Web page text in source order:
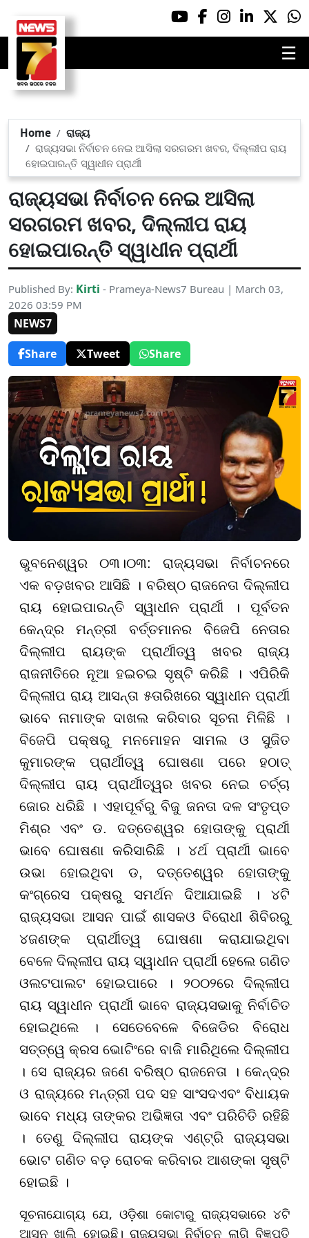
☰
Home
ରାଜ୍ୟ
ରାଜ୍ୟସଭା ନିର୍ବାଚନ ନେଇ ଆସିଲା ସରଗରମ ଖବର, ଦିଲ୍ଲୀପ ରାୟ
ହୋଇପାରନ୍ତି ସ୍ୱାଧୀନ ପ୍ରାର୍ଥୀ
ରାଜ୍ୟସଭା ନିର୍ବାଚନ ନେଇ ଆସିଲା
ସରଗରମ ଖବର, ଦିଲ୍ଲୀପ ରାୟ
ହୋଇପାରନ୍ତି ସ୍ୱାଧୀନ ପ୍ରାର୍ଥୀ
Published By: Kirti - Prameya-News7 Bureau | March 03,
2026 03:59 PM
NEWS7
Share
Tweet Share
ଭୁବନେଶ୍ୱର ୦୩।୦୩: ରାଜ୍ୟସଭା ନିର୍ବାଚନରେ
ଏକ ବଡ଼ଖବର ଆସିଛି । ବରିଷ୍ଠ ରାଜନେତା ଦିଲ୍ଲୀପ
ରାୟ ହୋଇପାରନ୍ତି ସ୍ୱାଧୀନ ପ୍ରାର୍ଥୀ । ପୂର୍ବତନ
କେନ୍ଦ୍ର ମନ୍ତ୍ରୀ ବର୍ତ୍ତମାନର ବିଜେପି ନେତାର
ଦିଲ୍ଲୀପ ରାୟଙ୍କ ପ୍ରାର୍ଥୀତ୍ୱ ଖବର ରାଜ୍ୟ
ରାଜନୀତିରେ ନୂଆ ହଇଚଇ ସୃଷ୍ଟି କରିଛି । ଏପିରିକି
ଦିଲ୍ଲୀପ ରାୟ ଆସନ୍ତା ୫ତାରିଖରେ ସ୍ୱାଧୀନ ପ୍ରାର୍ଥୀ
ଭାବେ ନାମାଙ୍କ ଦାଖଲ କରିବାର ସୂଚନା ମିଳିଛି ।
ବିଜେପି ପକ୍ଷରୁ ମନମୋହନ ସାମଲ ଓ ସୁଜିତ
କୁମାରଙ୍କ ପ୍ରାର୍ଥୀତ୍ୱ ଘୋଷଣା ପରେ ହଠାତ୍
ଦିଲ୍ଲୀପ ରାୟ ପ୍ରାର୍ଥୀତ୍ୱର ଖବର ନେଇ ଚର୍ଚ୍ଚା
ଜୋର ଧରିଛି । ଏହାପୂର୍ବରୁ ବିଜୁ ଜନତା ଦଳ ସଂତୃପ୍ତ
ମିଶ୍ର ଏବଂ ଡ. ଦତ୍ତେଶ୍ୱର ହୋତାଙ୍କୁ ପ୍ରାର୍ଥୀ
ଭାବେ ଘୋଷଣା କରିସାରିଛି । ୪ର୍ଥ ପ୍ରାର୍ଥୀ ଭାବେ
ଉଭା ହୋଇଥିବା ଡ, ଦତ୍ତେଶ୍ୱର ହୋତାଙ୍କୁ
କଂଗ୍ରେସ ପକ୍ଷରୁ ସମର୍ଥନ ଦିଆଯାଇଛି । ୪ଟି
ରାଜ୍ୟସଭା ଆସନ ପାଇଁ ଶାସକଓ ବିରୋଧୀ ଶିବିରରୁ
୪ଜଣଙ୍କ ପ୍ରାର୍ଥୀତ୍ୱ ଘୋଷଣା କରାଯାଇଥିବା
ବେଳେ ଦିଲ୍ଲୀପ ରାୟ ସ୍ୱାଧୀନ ପ୍ରାର୍ଥୀ ହେଲେ ଗଣିତ
ଓଲଟପାଲଟ ହୋଇପାରେ । ୨୦୦୨ରେ ଦିଲ୍ଲୀପ
ରାୟ ସ୍ୱାଧୀନ ପ୍ରାର୍ଥୀ ଭାବେ ରାଜ୍ୟସଭାକୁ ନିର୍ବାଚିତ
ହୋଇଥିଲେ । ସେତେବେଳେ ବିଜେଡିର ବିରୋଧ
ସତ୍ତ୍ୱେ କ୍ରସ ଭୋଟିଂରେ ବାଜି ମାରିଥିଲେ ଦିଲ୍ଲୀପ
। ସେ ରାଜ୍ୟର ଜଣେ ବରିଷ୍ଠ ରାଜନେତା । କେନ୍ଦ୍ର
ଓ ରାଜ୍ୟରେ ମନ୍ତ୍ରୀ ପଦ ସହ ସାଂସଦଏବଂ ବିଧାୟକ
ଭାବେ ମଧ୍ୟ ତାଙ୍କର ଅଭିଜ୍ଞତା ଏବଂ ପରିଚିତି ରହିଛି
। ତେଣୁ ଦିଲ୍ଲୀପ ରାୟଙ୍କ ଏଣ୍ଟ୍ରି ରାଜ୍ୟସଭା
ଭୋଟ ଗଣିତ ବଡ଼ ରୋଚକ କରିବାର ଆଶଙ୍କା ସୃଷ୍ଟି
ହୋଇଛି ।
ସୂଚନାଯୋଗ୍ୟ ଯେ, ଓଡ଼ିଶା କୋଟାରୁ ରାଜ୍ୟସଭାରେ ୪ଟି
ଆସନ ଖାଲି ହୋଇଛି। ରାଜ୍ୟସଭା ନିର୍ବାଚନ ଲାଗି ବିଜ୍ଞପ୍ତି